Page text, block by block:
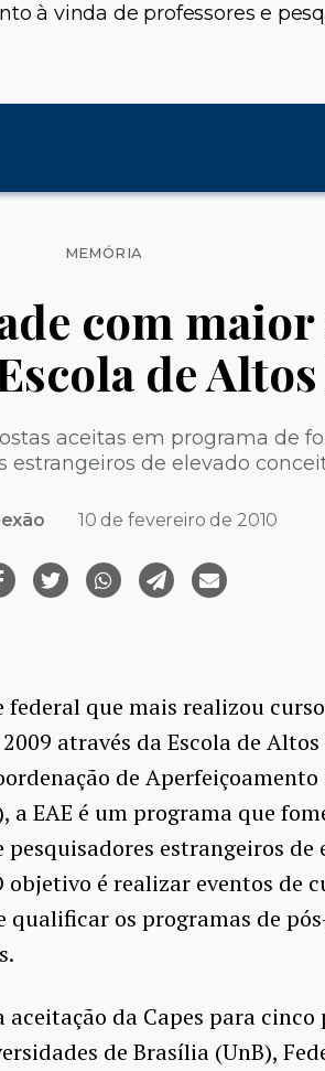
à vinda de professores e
Categorias
MEMÓRIA
com
de
aceitas em programa de
estrangeiros de elevado
10 de fevereiro de 2010
federal que mais realizou
através da Escola de Altos
de Aperfeiçoamento
a EAE é um programa que
pesquisadores estrangeiros de
objetivo é realizar eventos de
os programas de
da Capes para cinco
de Brasília (UnB),